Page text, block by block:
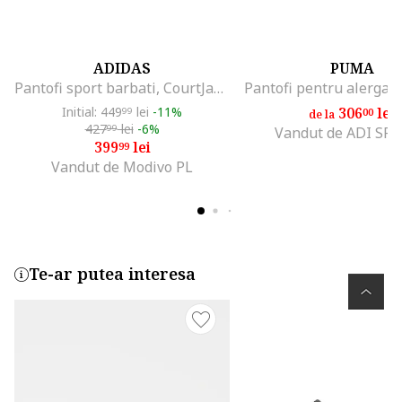
ADIDAS
Pantofi sport barbati, CourtJam Control 3 C,
Initial: 44999 lei -11%
42799lei -6%
39999lei
Vandut de Modivo PL
PUMA
de la 30600lei
Vandut de ADI
Te-ar putea interesa